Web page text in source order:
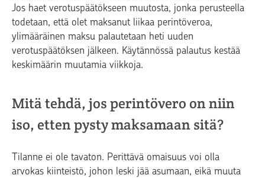
Jos haet verotuspäätökseen muutosta, jonka perusteella
todetaan, että olet maksanut liikaa perintöveroa,
ylimääräinen maksu palautetaan heti uuden
verotuspäätöksen jälkeen. Käytännössä palautus kestää
keskimäärin muutamia viikkoja.
Mitä tehdä, jos perintövero on niin
iso, etten pysty maksamaan sitä?
Tilanne ei ole tavaton. Perittävä omaisuus voi olla
arvokas kiinteistö, johon leski jää asumaan, eikä muuta